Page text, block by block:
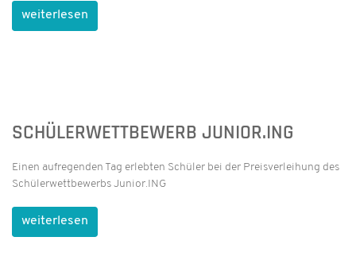
weiterlesen
SCHÜLERWETTBEWERB JUNIOR.ING
Einen aufregenden Tag erlebten Schüler bei der Preisverleihung des
Schülerwettbewerbs Junior.ING
weiterlesen